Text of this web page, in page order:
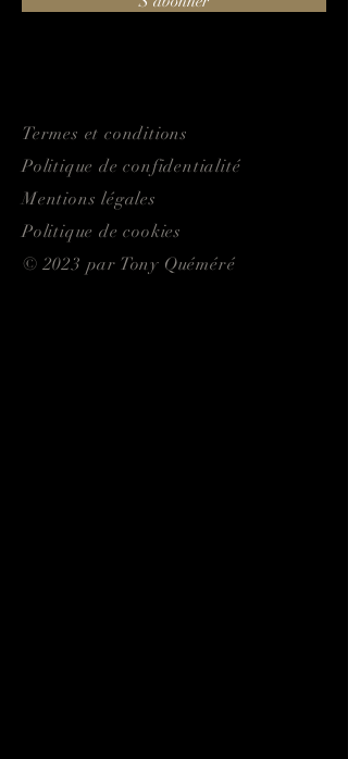
Termes et conditions
Politique de confidentialité
Mentions légales
Politique de cookies
© 2023 par Tony Quéméré